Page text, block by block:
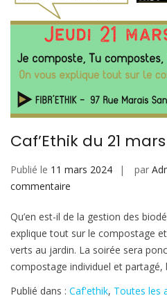
Caf’Ethik du 21
Publié le 11 mars 2024 par
commentaire
du
21
mars
2024
Qu’en est-il de la gestion des
explique tout sur le compostage
verts au jardin. La soirée sera
compostage individuel et partagé,
Publié dans : Caf'ethik, Toutes les